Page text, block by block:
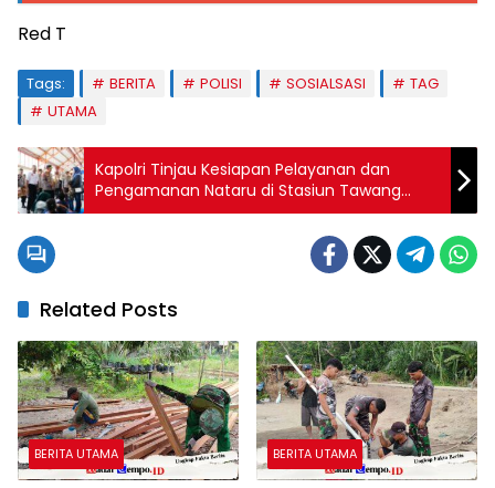
Red T
Tags: BERITA POLISI SOSIALSASI
TAG
UTAMA
Kapolri Tinjau Kesiapan Pelayanan dan
Pengamanan Nataru di Stasiun Tawang
Semarang
Related Posts
BERITA UTAMA BERITA UTAMA